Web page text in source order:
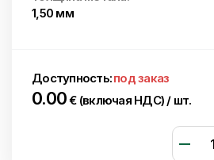
1,50 мм
Доступность:под заказ
0.00€ (включая НДС) / шт.